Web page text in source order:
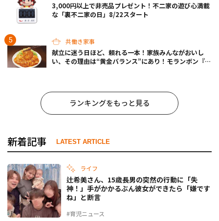
3,000円以上で非売品プレゼント！不二家の遊び心満載
な「裏不二家の日」8/22スタート
共働き家事
献立に迷う日ほど、頼れる一本！家族みんながおいし
い、その理由は“黄金バランス”にあり！モランボン『生
ランキングをもっと見る
新着記事 LATEST ARTICLE
ライフ
#育児ニュース
辻希美さん、15歳長男の突然の行動に「失
神！」手がかかるぶん彼女ができたら「嫌です
ね」と断言